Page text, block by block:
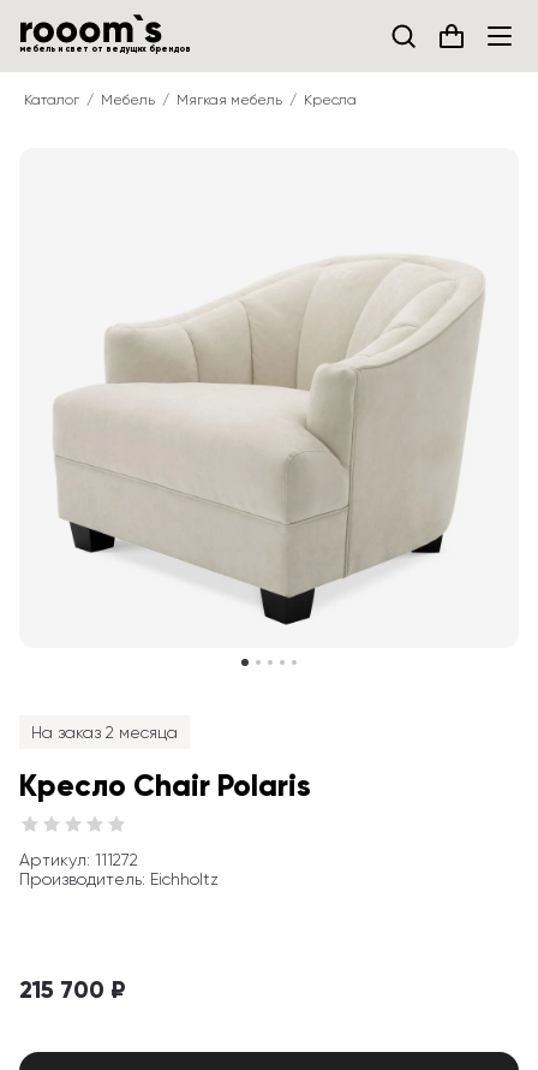
мебель и свет от ведущих брендов
Каталог Мебель Мягкая мебель Кресла
На заказ 2 месяца
Кресло Chair Polaris
Артикул: 111272
Производитель: Eichholtz
215 700 ₽